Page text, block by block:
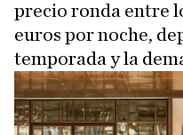
precio ronda entre
euros por noche,
temporada y la